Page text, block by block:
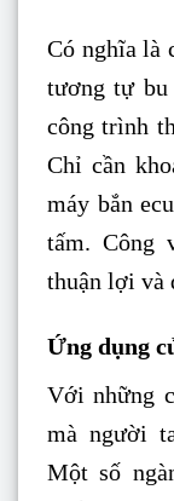
Có nghĩa là
tương tự bu
công trình
Chỉ cần
máy bắn
tấm. Công
thuận lợi và
Ứng dụng
Với những
mà người
Một số